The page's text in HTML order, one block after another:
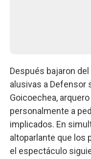
Después bajaron
alusivas a Defensor
Goicoechea,
personalmente a
implicados. En
altoparlante que los
el espectáculo